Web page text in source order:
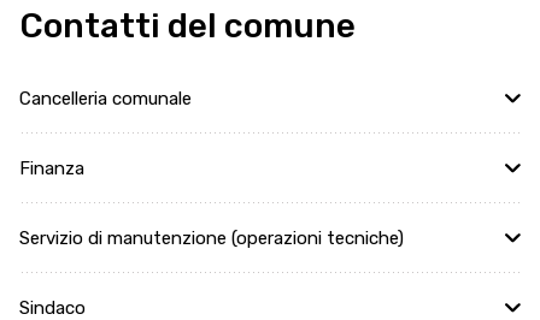
Contatti del comune
Cancelleria comunale
Finanza
Servizio di manutenzione (operazioni tecniche)
Sindaco